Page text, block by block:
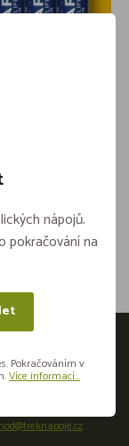
AA
doba
nápojů.
pokračování na
Pokračováním v
Více informací...